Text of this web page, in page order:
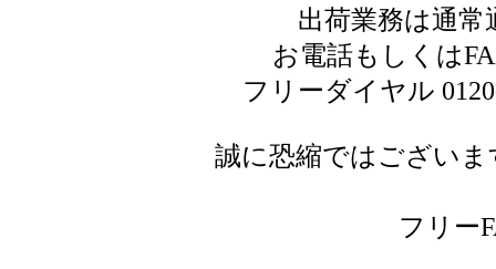
出荷業務は通
お電話もしくは
フリーダイヤル
誠に恐縮ではござい
フリー